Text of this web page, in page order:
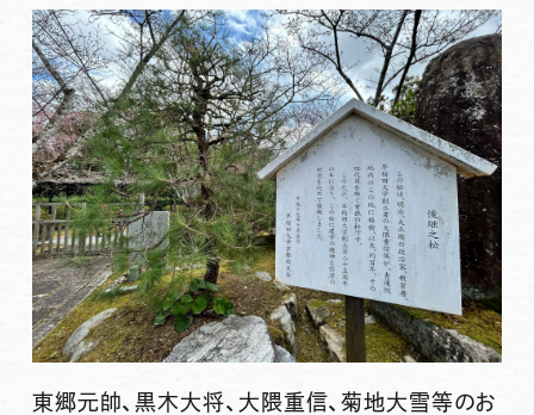
東郷元帥、黒木大将、大隈重信、菊地大雪等のお